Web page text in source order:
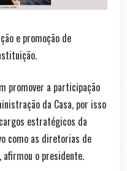
e promoção de
promover a participação
da Casa, por isso
estratégicos da
como as diretorias de
afirmou o presidente.